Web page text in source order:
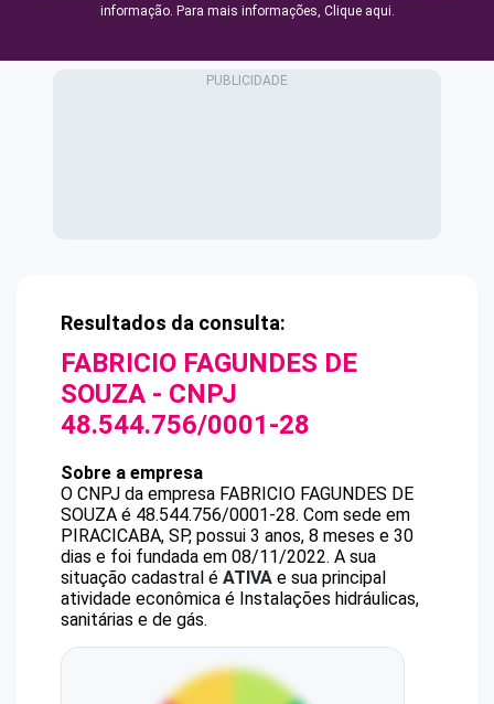
informação. Para mais informações, Clique aqui.
Resultados da consulta:
FABRICIO FAGUNDES DE
SOUZA - CNPJ
48.544.756/0001-28
Sobre a empresa
O CNPJ da empresa FABRICIO FAGUNDES DE
SOUZA é 48.544.756/0001-28. Com sede em
PIRACICABA, SP, possui 3 anos, 8 meses e 30
dias e foi fundada em 08/11/2022. A sua
situação cadastral é ATIVA e sua principal
atividade econômica é Instalações hidráulicas,
sanitárias e de gás.